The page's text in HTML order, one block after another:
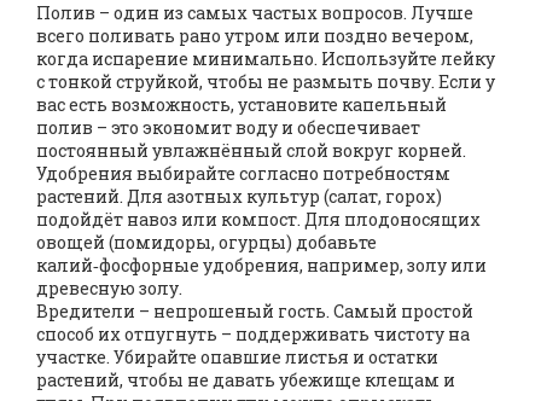
Полив – один из самых частых вопросов. Лучше
всего поливать рано утром или поздно вечером,
когда испарение минимально. Используйте лейку
с тонкой струйкой, чтобы не размыть почву. Если у
вас есть возможность, установите капельный
полив – это экономит воду и обеспечивает
постоянный увлажнённый слой вокруг корней.
Удобрения выбирайте согласно потребностям
растений. Для азотных культур (салат, горох)
подойдёт навоз или компост. Для плодоносящих
овощей (помидоры, огурцы) добавьте
калий‑фосфорные удобрения, например, золу или
древесную золу.
Вредители – непрошеный гость. Самый простой
способ их отпугнуть – поддерживать чистоту на
участке. Убирайте опавшие листья и остатки
растений, чтобы не давать убежище клещам и